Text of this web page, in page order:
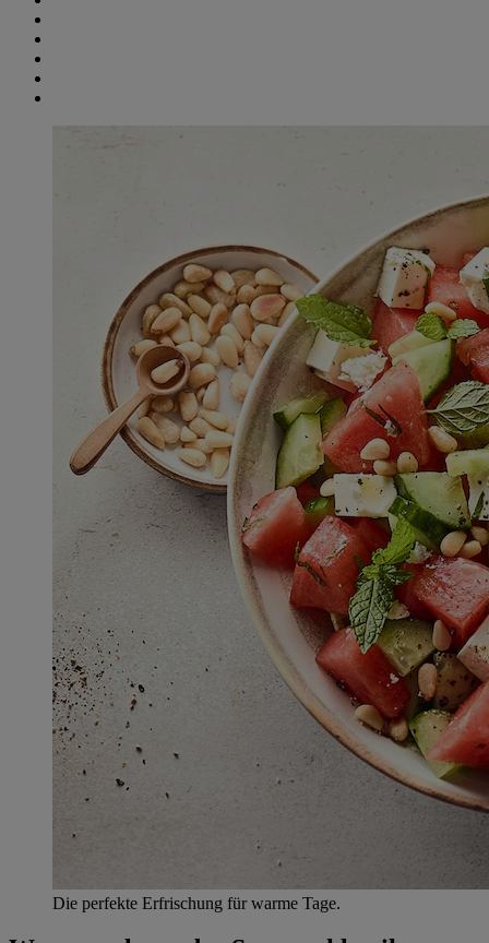
Die perfekte Erfrischung für warme Tage.